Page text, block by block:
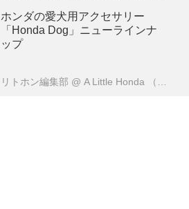
ホンダの愛犬用アクセサリー
「Honda Dog」ニューラインナ
ップ
リトホン編集部 @ A Little Honda （ア・リトル・ホンダ）編集部